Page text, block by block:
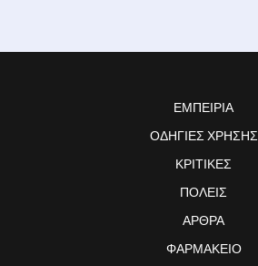
ΕΜΠΕΙΡΊΑ
ΟΔΗΓΊΕΣ ΧΡΉΣΗΣ
ΚΡΙΤΙΚΈΣ
ΠΌΛΕΙΣ
ΆΡΘΡΑ
ΦΑΡΜΑΚΕΊΟ